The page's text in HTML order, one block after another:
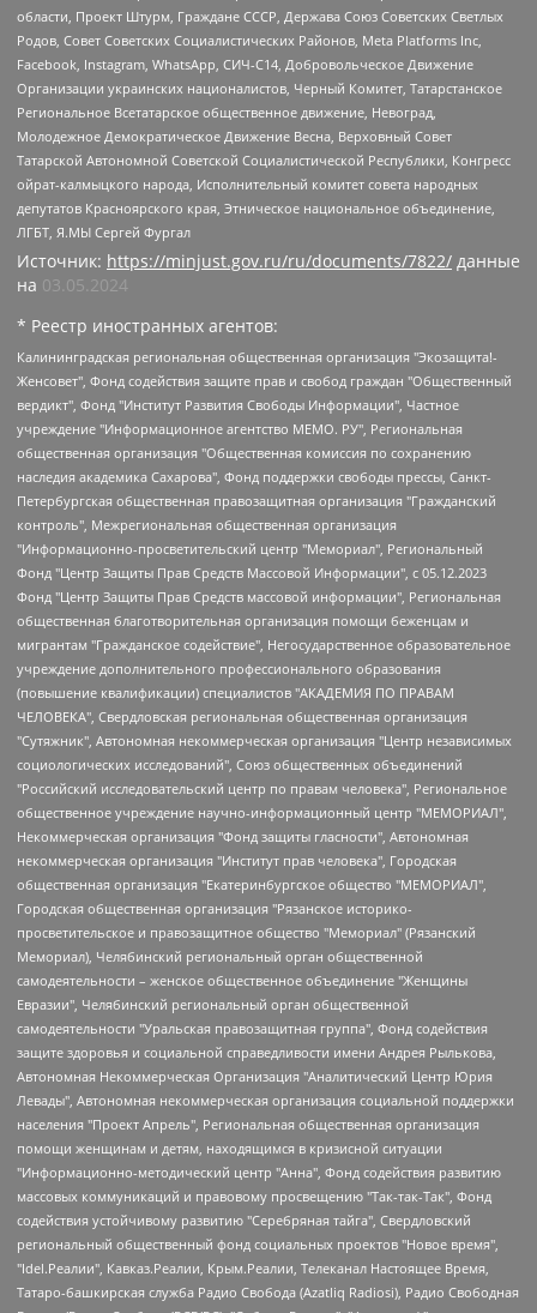
области, Проект Штурм, Граждане СССР, Держава Союз Советских Светлых
Родов, Совет Советских Социалистических Районов, Meta Platforms Inc,
Facebook, Instagram, WhatsApp, СИЧ-С14, Добровольческое Движение
Организации украинских националистов, Черный Комитет, Татарстанское
Региональное Всетатарское общественное движение, Невоград,
Молодежное Демократическое Движение Весна, Верховный Совет
Татарской Автономной Советской Социалистической Республики, Конгресс
ойрат-калмыцкого народа, Исполнительный комитет совета народных
депутатов Красноярского края, Этническое национальное объединение,
ЛГБТ, Я.МЫ Сергей Фургал
Источник: https://minjust.gov.ru/ru/documents/7822/ данные
на 03.05.2024
* Реестр иностранных агентов:
Калининградская региональная общественная организация "Экозащита!-Женсовет", Фонд содействия защите прав и свобод граждан "Общественный вердикт", Фонд "Институт Развития Свободы Информации", Частное учреждение "Информационное агентство МЕМО. РУ", Региональная общественная организация "Общественная комиссия по сохранению наследия академика Сахарова", Фонд поддержки свободы прессы, Санкт-Петербургская общественная правозащитная организация "Гражданский контроль", Межрегиональная общественная организация "Информационно-просветительский центр "Мемориал", Региональный Фонд "Центр Защиты Прав Средств Массовой Информации", с 05.12.2023 Фонд "Центр Защиты Прав Средств массовой информации", Региональная общественная благотворительная организация помощи беженцам и мигрантам "Гражданское содействие", Негосударственное образовательное учреждение дополнительного профессионального образования (повышение квалификации) специалистов "АКАДЕМИЯ ПО ПРАВАМ ЧЕЛОВЕКА", Свердловская региональная общественная организация "Сутяжник", Автономная некоммерческая организация "Центр независимых социологических исследований", Союз общественных объединений "Российский исследовательский центр по правам человека", Региональное общественное учреждение научно-информационный центр "МЕМОРИАЛ", Некоммерческая организация "Фонд защиты гласности", Автономная некоммерческая организация "Институт прав человека", Городская общественная организация "Екатеринбургское общество "МЕМОРИАЛ", Городская общественная организация "Рязанское историко-просветительское и правозащитное общество "Мемориал" (Рязанский Мемориал), Челябинский региональный орган общественной самодеятельности – женское общественное объединение "Женщины Евразии", Челябинский региональный орган общественной самодеятельности "Уральская правозащитная группа", Фонд содействия защите здоровья и социальной справедливости имени Андрея Рылькова, Автономная Некоммерческая Организация "Аналитический Центр Юрия Левады", Автономная некоммерческая организация социальной поддержки населения "Проект Апрель", Региональная общественная организация помощи женщинам и детям, находящимся в кризисной ситуации "Информационно-методический центр "Анна", Фонд содействия развитию массовых коммуникаций и правовому просвещению "Так-так-Так", Фонд содействия устойчивому развитию "Серебряная тайга", Свердловский региональный общественный фонд социальных проектов "Новое время", "Idel.Реалии", Кавказ.Реалии, Крым.Реалии, Телеканал Настоящее Время, Татаро-башкирская служба Радио Свобода (Azatliq Radiosi), Радио Свободная Европа/Радио Свобода (PCE/PC), "Сибирь.Реалии", "Фактограф", Благотворительный фонд помощи осужденным и их семьям, Автономная некоммерческая организация "Институт глобализации и социальных движений", Фонд "В защиту прав заключенных", Частное учреждение "Центр поддержки и содействия развитию средств массовой информации", Пензенский региональный общественный благотворительный фонд "Гражданский союз", "Север.Реалии", Некоммерческая организация Фонд "Правовая инициатива", Общество с ограниченной ответственностью "Радио Свободная Европа/Радио Свобода", Чешское информационное агентство "MEDIUM-ORIENT", Красноярская региональная общественная организация "Мы против СПИДа", Камалягин Денис Николаевич, Маркелов Сергей Евгеньевич, Пономарев Лев Александрович, Савицкая Людмила Алексеевна, Автономная некоммерческая организация "Центр по работе с проблемой насилия "НАСИЛИЮ.НЕТ", Межрегиональный профессиональный союз работников здравоохранения "Альянс врачей", Юридическое лицо, зарегистрированное в Латвийской Республике, SIA "Medusa Project" (регистрационный номер 40103797863, дата регистрации 10.06.2014), Некоммерческая организация "Фонд по борьбе с коррупцией", Автономная некоммерческая организация "Институт права и публичной политики", Баданин Роман Сергеевич, Гликин Максим Александрович, Железнова Мария Михайловна, Лукьянова Юлия Сергеевна, Маетная Елизавета Витальевна, Маняхин Петр Борисович, Чуракова Ольга Владимировна, Ярош Юлия Петровна, Юридическое лицо "The Insider SIA", зарегистрированное в Риге, Латвийская Республика (дата регистрации 26.06.2015), являющееся администратором доменного имени интернет-издания "The Insider SIA", https://theins.ru, Постернак Алексей Евгеньевич, Рубин Михаил Аркадьевич, Анин Роман Александрович, Юридическое лицо Istories fonds, зарегистрированное в Латвийской Республике (регистрационный номер 50008295751, дата регистрации 24.02.2020), Великовский Дмитрий Александрович, Долинина Ирина Николаевна, Мароховская Алеся Алексеевна, Шлейнов Роман Юрьевич, Шмагун Олеся Валентиновна, Общество с ограниченной ответственностью "Альтаир 2021", Общество с ограниченной ответственностью "Вега 2021", Общество с ограниченной ответственностью "Главный редактор 2021", Общество с ограниченной ответственностью "Ромашки монолит", Важенков Артем Валерьевич, Ивановская областная общественная организация "Центр гендерных исследований", Гурман Юрий Альбертович, Медиапроект "ОВД-Инфо", Егоров Владимир Владимирович, Жилинский Владимир Александрович, Общество с ограниченной ответственностью "ЗП", Иванова София Юрьевна, Карезина Инна Павловна, Кильтау Екатерина Викторовна, Петров Алексей Викторович, Пискунов Сергей Евгеньевич, Смирнов Сергей Сергеевич, Тихонов Михаил Сергеевич, Общество с ограниченной ответственностью "ЖУРНАЛИСТ-ИНОСТРАННЫЙ АГЕНТ", Арапова Галина Юрьевна, Вольтская Татьяна Анатольевна, Американская компания "Mason G.E.S. Anonymous Foundation" (США), являющаяся владельцем интернет-издания https://mnews.world/, Компания "Stichting Bellingcat", зарегистрированная в Нидерландах (дата регистрации 11.07.2018), Захаров Андрей Вячеславович, Клепиковская Екатерина Дмитриевна, Общество с ограниченной ответственностью "МЕМО", Перл Роман Александрович, Симонов Евгений Алексеевич, Соловьева Елена Анатольевна, Сотников Даниил Владимирович, Сурначева Елизавета Дмитриевна, Автономная некоммерческая организация по защите прав человека и информированию населения "Якутия – Наше Мнение", Общество с ограниченной ответственностью "Москоу диджитал медиа", с 26.01.2023 Общество с ограниченной ответственностью "Чайка Белые сады", Ветошкина Валерия Валерьевна, Заговора Максим Александрович, Межрегиональное общественное движение "Российская ЛГБТ - сеть", Оленичев Максим Владимирович, Павлов Иван Юрьевич, Скворцова Елена Сергеевна, Общество с ограниченной ответственностью "Как бы инагент", Кочетков Игорь Викторович, Общество с ограниченной ответственностью "Честные выборы", Еланчик Олег Александрович, Общество с ограниченной ответственностью "Нобелевский призыв", Гималова Регина Эмилевна, Григорьев Андрей Валерьевич, Григорьева Алина Александровна, Ассоциация по содействию защите прав призывников, альтернативнослужащих и военнослужащих "Правозащитная группа "Гражданин.Армия.Право", Хисамова Регина Фаритовна, Автономная некоммерческая организация по реализации социально-правовых программ "Лилит", Дальневосточное общественное движение "Маяк", Санкт-Петербургская ЛГБТ-инициативная группа "Выход", Инициативная группа ЛГБТ+ "Реверс", Алексеев Андрей Викторович, Бекбулатова Таисия Львовна, Беляев Иван Михайлович, Владыкина Елена Сергеевна, Гельман Марат Александрович, Никульшина Вероника Юрьевна, Толоконникова Надежда Андреевна, Шендерович Виктор Анатольевич, Общество с ограниченной ответственностью "Данное сообщение", Общество с ограниченной ответственностью Издательский дом "Новая глава", Айнбиндер Александра Александровна, Московский комьюнити-центр для ЛГБТ+инициатив, Благотворительный фонд развития филантропии, Deutsche Welle (Германия, Kurt-Schumacher-Strasse 3, 53113 Bonn), Борзунова Мария Михайловна, Воробьев Виктор Викторович, Голубева Анна Львовна, Константинова Алла Михайловна, Малкова Ирина Владимировна, Мурадов Мурад Абдулгалимович, Осетинская Елизавета Николаевна, Понасенков Евгений Николаевич, Ганапольский Матвей Юрьевич, Киселев Евгений Алексеевич, Борухович Ирина Григорьевна, Дремин Иван Тимофеевич, Дубровский Дмитрий Викторович, Красноярская региональная общественная организация поддержки и развития альтернативных образовательных технологий и межкультурных коммуникаций "ИНТЕРРА", Маяковская Екатерина Алексеевна, Фейгин Марк Захарович, Филимонов Андрей Викторович, Дзугкоева Регина Николаевна, Доброхотов Роман Александрович, Дудь Юрий Александрович, Елкин Сергей Владимирович, Кругликов Кирилл Игоревич, Сабунаева Мария Леонидовна, Семенов Алексей Владимирович, Шаинян Карен Багратович, Шульман Екатерина Михайловна, Асафьев Артур Валерьевич, Вахштайн Виктор Семенович, Венедиктов Алексей Алексеевич, Лушникова Екатерина Евгеньевна, Волков Леонид Михайлович, Невзоров Александр Глебович, Пархоменко Сергей Борисович, Сироткин Ярослав Николаевич, Кара-Мурза Владимир Владимирович, Баранова Наталья Владимировна, Гозман Леонид Яковлевич, Кагарлицкий Борис Юльевич, Климарев Михаил Валерьевич, Милов Владимир Станиславович, Автономная некоммерческая организация Краснодарский центр современного искусства "Типография", Моргенштерн Алишер Тагирович, Соболь Любовь Эдуардовна, Общество с ограниченной ответственностью "ЛИЗА НОРМ", Каспаров Гарри Кимович, Ходорковский Михаил Борисович, Общество с ограниченной ответственностью "Апрельские тезисы", Данилович Ирина Брониславовна, Кашин Олег Владимирович, Петров Николай Владимирович, Пивоваров Алексей Владимирович, Соколов Михаил Владимирович, Цветкова Юлия Владимировна, Чичваркин Евгений Александрович, Комитет против пыток/Команда против пыток, Общество с ограниченной ответственностью "Первый научный", Общество с ограниченной ответственностью "Вертолет и ко", Белоцерковская Вероника Борисовна, Кац Максим Евгеньевич, Лазарева Татьяна Юрьевна, Шаведдинов Руслан Табризович, Яшин Илья Валерьевич, Общество с ограниченной ответственностью "Иноагент ААВ", Алешковский Дмитрий Петрович, Альбац Евгения Марковна, Быков Дмитрий Львович, Галямина Юлия Евгеньевна, Лойко Сергей Леонидович, Мартынов Кирилл Константинович, Медведев Сергей Александрович, Крашенинников Федор Геннадиевич, Гордеева Катерина Вл